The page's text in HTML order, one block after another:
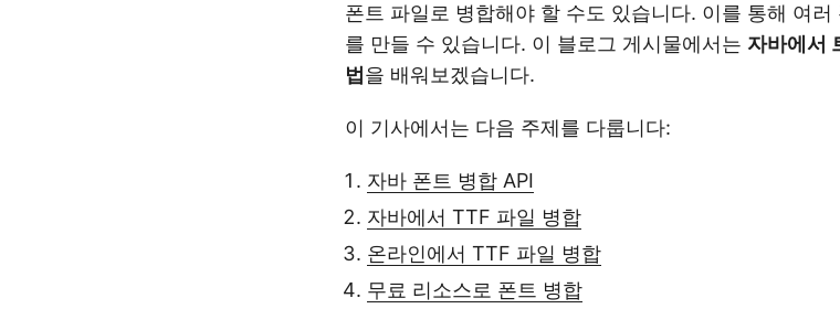
폰트 파일로 병합해야 할 수도 있습니다. 이를 통해 여
를 만들 수 있습니다. 이 블로그 게시물에서는 자바에서
법 을 배워보겠습니다.
이 기사에서는 다음 주제를 다룹니다:
자바 폰트 병합 API
자바에서 TTF 파일 병합
온라인에서 TTF 파일 병합
무료 리소스로 폰트 병합